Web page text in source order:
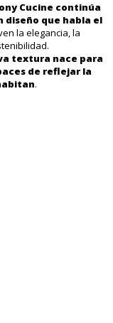
Cucine continúa
diseño que habla el
la elegancia, la
textura nace para
de reflejar la
.